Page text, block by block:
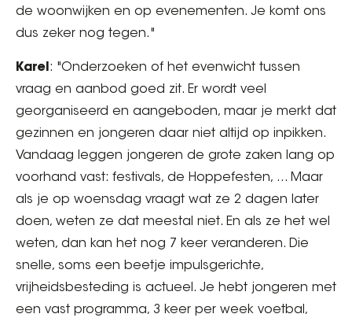
de woonwijken en op evenementen. Je komt ons
dus zeker nog tegen."
Karel : "Onderzoeken of het evenwicht tussen
vraag en aanbod goed zit. Er wordt veel
georganiseerd en aangeboden, maar je merkt dat
gezinnen en jongeren daar niet altijd op inpikken.
Vandaag leggen jongeren de grote zaken lang op
voorhand vast: festivals, de Hoppefesten, ... Maar
als je op woensdag vraagt wat ze 2 dagen later
doen, weten ze dat meestal niet. En als ze het wel
weten, dan kan het nog 7 keer veranderen. Die
snelle, soms een beetje impulsgerichte,
vrijheidsbesteding is actueel. Je hebt jongeren met
een vast programma, 3 keer per week voetbal,